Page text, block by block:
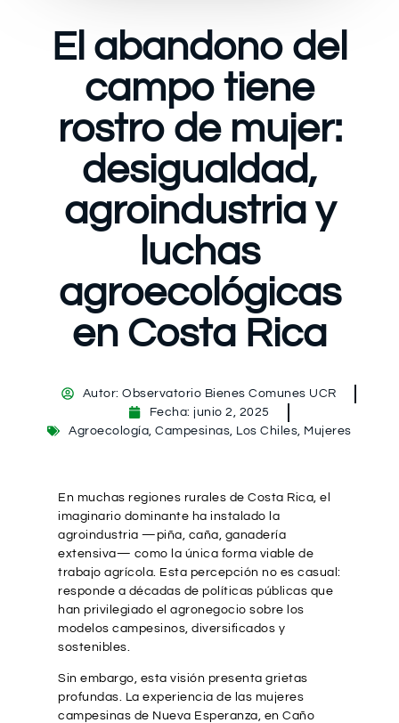
El abandono del
campo tiene
rostro de mujer:
desigualdad,
agroindustria y
luchas
agroecológicas
en Costa Rica
Autor: Observatorio Bienes Comunes UCR
Fecha: junio 2, 2025
Agroecología,Campesinas, Los Chiles, Mujeres
En muchas regiones rurales de Costa Rica, el
imaginario dominante ha instalado la
agroindustria —piña, caña, ganadería
extensiva— como la única forma viable de
trabajo agrícola. Esta percepción no es casual:
responde a décadas de políticas públicas que
han privilegiado el agronegocio sobre los
modelos campesinos, diversificados y
sostenibles.
Sin embargo, esta visión presenta grietas
profundas. La experiencia de las mujeres
campesinas de Nueva Esperanza, en Caño